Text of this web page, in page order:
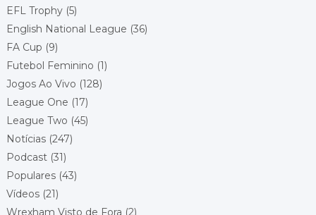
Blackburn Rovers
Wrexham
Local: Ewood Park
Championship - Round 13
Sheffield United
Wrexham
Local: Bramall Lane
Championship - Round 14
Wrexham
Middlesbrough
EFL Trophy (5)
English National League (36)
FA Cup (9)
Futebol Feminino (1)
Jogos Ao Vivo (128)
League One (17)
League Two (45)
Notícias (247)
Podcast (31)
Populares (43)
Vídeos (21)
Wrexham Visto de Fora (2)